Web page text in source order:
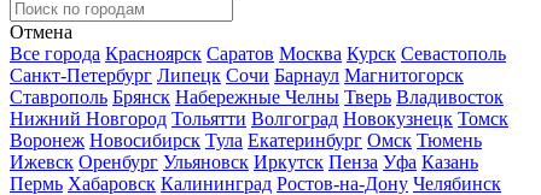
Отмена
Все города Красноярск Саратов Москва Курск Севастополь
Санкт-Петербург Липецк Сочи Барнаул Магнитогорск
Ставрополь Брянск Набережные Челны Тверь Владивосток
Нижний Новгород Тольятти Волгоград Новокузнецк Томск
Воронеж Новосибирск Тула Екатеринбург Омск Тюмень
Ижевск Оренбург Ульяновск Иркутск Пенза Уфа Казань
Пермь Хабаровск Калининград Ростов-на-Дону Челябинск